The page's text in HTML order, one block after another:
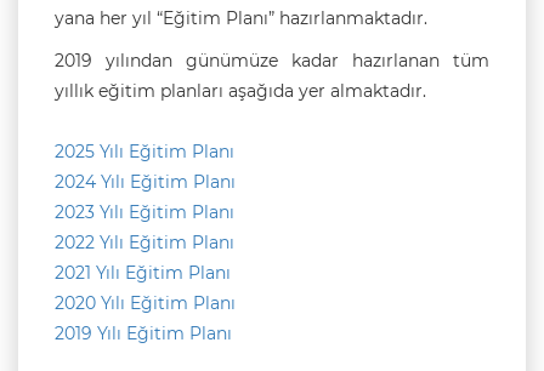
yana her yıl “Eğitim Planı” hazırlanmaktadır.
2019 yılından günümüze kadar hazırlanan tüm
yıllık eğitim planları aşağıda yer almaktadır.
2025 Yılı Eğitim Planı
2024 Yılı Eğitim Planı
2023 Yılı Eğitim Planı
2022 Yılı Eğitim Planı
2021 Yılı Eğitim Planı
2020 Yılı Eğitim Planı
2019 Yılı Eğitim Planı